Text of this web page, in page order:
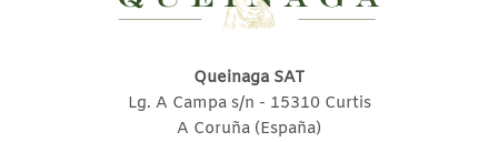
Queinaga SAT
Lg. A Campa s/n - 15310 Curtis
A Coruña (España)